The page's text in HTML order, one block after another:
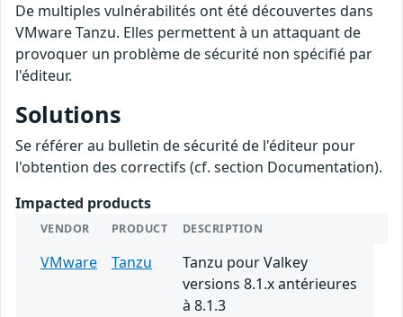
De multiples vulnérabilités ont été découvertes dans
VMware Tanzu. Elles permettent à un attaquant de
provoquer un problème de sécurité non spécifié par
l'éditeur.
Solutions
Se référer au bulletin de sécurité de l'éditeur pour
l'obtention des correctifs (cf. section Documentation).
Impacted products
VENDOR PRODUCT DESCRIPTION
VMware Tanzu
Tanzu pour Valkey
versions 8.1.x antérieures
à 8.1.3